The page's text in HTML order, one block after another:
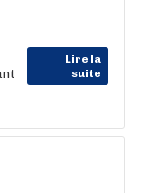
Lire la
suite